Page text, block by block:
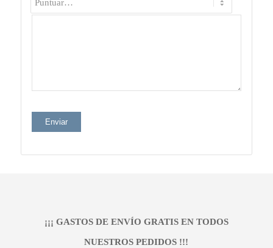
¡¡¡ GASTOS DE ENVÍO GRATIS EN TODOS
NUESTROS PEDIDOS !!!